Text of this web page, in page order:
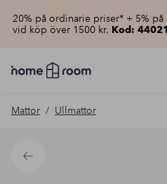
20% på ordinarie priser* + 5% på
vid köp över 1500 kr. Kod:
Homeroom
–
hemmet
pris
Mattor Ullmattor
Tillbaka